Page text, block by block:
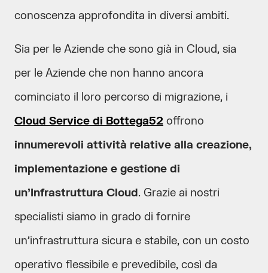
conoscenza approfondita in diversi ambiti.
Sia per le Aziende che sono già in Cloud, sia
per le Aziende che non hanno ancora
cominciato il loro percorso di migrazione, i
Cloud Service di Bottega52 offrono
innumerevoli attività relative alla creazione,
implementazione e gestione di
un’Infrastruttura Cloud. Grazie ai nostri
specialisti siamo in grado di fornire
un’infrastruttura sicura e stabile, con un costo
operativo flessibile e prevedibile, così da